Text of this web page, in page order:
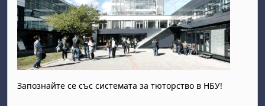
Запознайте се със системата за тюторство в НБУ!